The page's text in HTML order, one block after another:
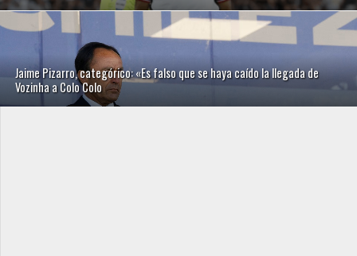
Jaime Pizarro, categórico: «Es falso que se haya caído la llegada de
Vozinha a Colo Colo